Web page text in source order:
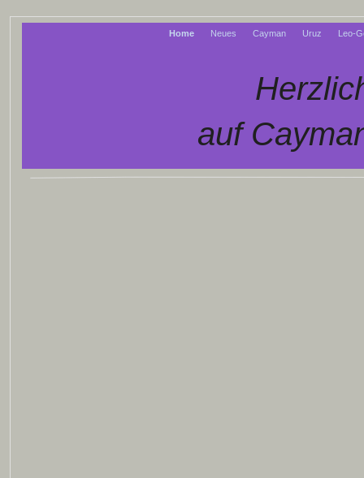
auf
Home Neues Cayman Uruz Leo-